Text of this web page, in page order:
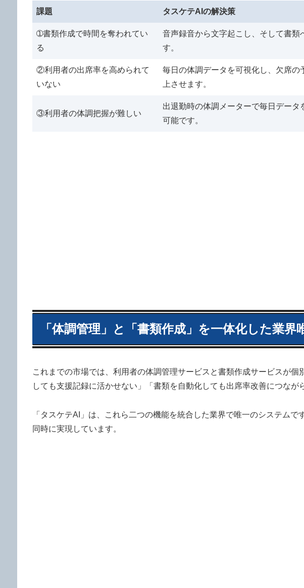
課題 タスケテAIの解決策
➀書類作成で時間を奪われてい
る
音声録音から文字起こし、そして書類
す。
②利用者の出席率を高められて
いない
毎日の体調データを可視化し、欠席
上させます。
③利用者の体調把握が難しい
出退勤時の体調メーターで毎日デー
可能です。
「体調管理」と「書類作成」を一体化した業界
これまでの市場では、利用者の体調管理サービスと書類作成サービスが
しても支援記録に活かせない」「書類を自動化しても出席率改善につなが
「タスケテAI」は、これら二つの機能を統合した業界で唯一のシステム
同時に実現しています。